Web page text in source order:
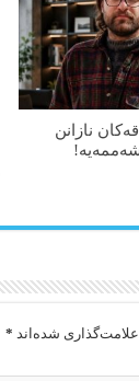
نازانن
شده‌اند *